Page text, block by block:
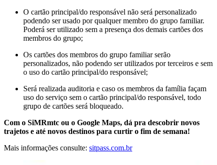
O cartão principal/do responsável não será personalizado
podendo ser usado por qualquer membro do grupo familiar.
Poderá ser utilizado sem a presença dos demais cartões dos
membros do grupo;
Os cartões dos membros do grupo familiar serão
personalizados, não podendo ser utilizados por terceiros e sem
o uso do cartão principal/do responsável;
Será realizada auditoria e caso os membros da família façam
uso do serviço sem o cartão principal/do responsável, todo
grupo de cartões será bloqueado.
Com o SiMRmtc ou o Google Maps, dá pra descobrir novos
trajetos e até novos destinos para curtir o fim de semana!
Mais informações consulte: sitpass.com.br